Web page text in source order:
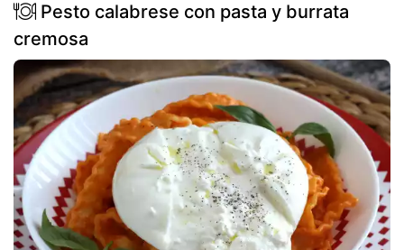
Pesto calabrese con pasta y burrata
cremosa